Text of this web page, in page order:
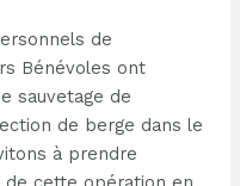
de
Bénévoles ont
sauvetage de
de berge dans le
à prendre